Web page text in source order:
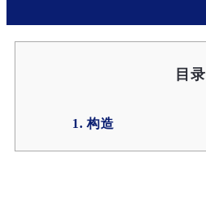
目录
1. 构造